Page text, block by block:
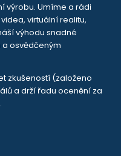
výrobu. Umíme a rádi
virtuální realitu,
výhodu snadné
osvědčeným
zkušeností (založeno
a drží řadu ocenění za